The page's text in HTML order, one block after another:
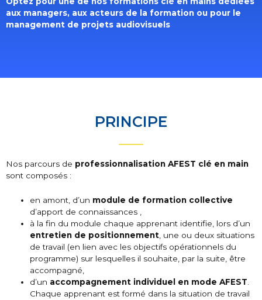
aux managers, aux acteurs de la formation ou pour le
management de projets audiovisuels
PRINCIPE
Nos parcours de professionnalisation AFEST clé en main
sont composés :
en amont, d’un module de formation collective
d’apport de connaissances ,
à la fin du module chaque apprenant identifie, lors d’un
entretien de positionnement, une ou deux situations
de travail (en lien avec les objectifs opérationnels du
programme) sur lesquelles il souhaite, par la suite, être
accompagné,
d’un accompagnement individuel en mode AFEST.
Chaque apprenant est formé dans la situation de travail